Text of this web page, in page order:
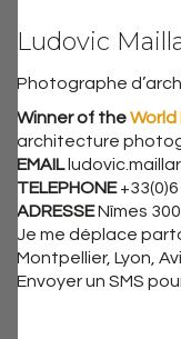
Ludovic
Photographe
Winner of the
architecture
EMAIL
TELEPHONE
ADRESSENîmes
Je me déplace
Montpellier, Lyon,
Envoyer un SMS